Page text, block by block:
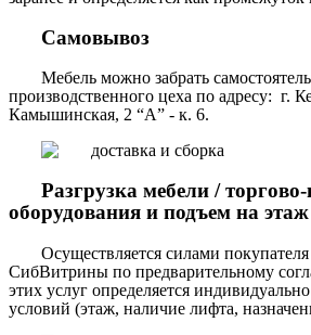
Самовывоз
Мебель можно забрать
производственного цеха по адресу: г.
Камышинская, 2 “А” - к. 6.
Разгрузка мебели /
оборудования и подъем на этаж
Осуществляется силами
СибВитрины по предварительному
этих услуг определяется
условий (этаж, наличие лифта,